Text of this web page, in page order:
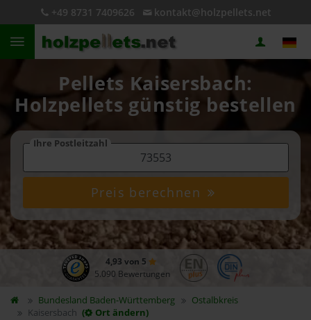
+49 8731 7409626 kontakt@holzpellets.net
Pellets Kaisersbach:
Holzpellets günstig bestellen
Ihre Postleitzahl
Preis berechnen
4,93 von 5
5.090 Bewertungen
Bundesland Baden-Württemberg
Ostalbkreis
Kaisersbach ( Ort ändern)